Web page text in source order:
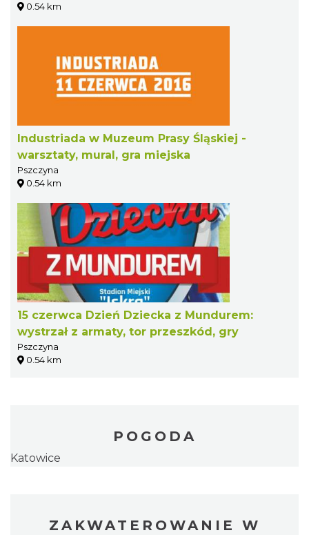
0.54 km
Industriada w Muzeum Prasy Śląskiej -
warsztaty, mural, gra miejska
Pszczyna
0.54 km
15 czerwca Dzień Dziecka z Mundurem:
wystrzał z armaty, tor przeszkód, gry
Pszczyna
0.54 km
POGODA
Katowice
ZAKWATEROWANIE W